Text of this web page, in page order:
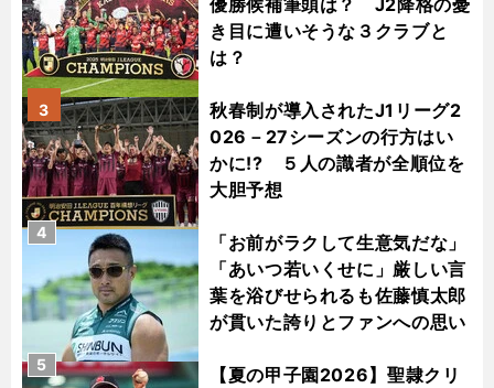
優勝候補筆頭は？ J2降格の憂
き目に遭いそうな３クラブと
は？
秋春制が導入されたJ1リーグ2
026－27シーズンの行方はい
かに!? ５人の識者が全順位を
大胆予想
3
「お前がラクして生意気だな」
「あいつ若いくせに」厳しい言
葉を浴びせられるも佐藤慎太郎
が貫いた誇りとファンへの思い
4
【夏の甲子園2026】聖隷クリ
5